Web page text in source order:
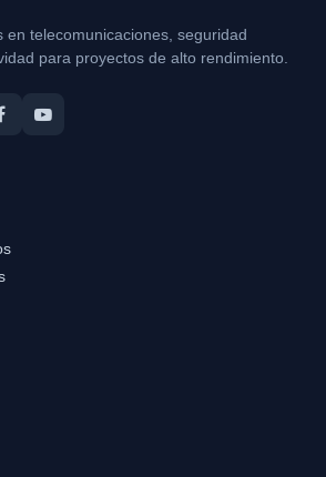
en telecomunicaciones, seguridad
para proyectos de alto rendimiento.